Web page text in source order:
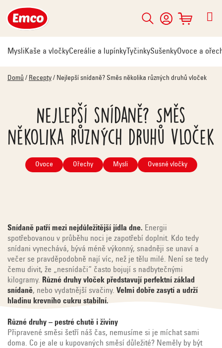
na
obsah
Hledat
NÁKUPNÍ
KOŠÍK
MysliKaše a vločkyCereálie a lupínky TyčinkySušenkyOvoce a
Domů / Recepty / Nejlepší snídaně? Směs několika různých druhů vloček
Nejlepší snídaně? Směs
několika různých druhů vloček
Ovoce Ořechy Mysli Ovesné vločky
Snídaně patří mezi nejdůležitější jídla dne. Energii
spotřebovanou v průběhu noci je zapotřebí doplnit. Kdo tedy
snídani vynechává, bývá méně výkonný, snadněji se unaví a
večer se pravděpodobně nají víc, než je tělu milé. Není se tedy
čemu divit, že „nesnídači“ často bojují s nadbytečnými
kilogramy. Různé druhy vloček představují perfektní základ
snídaně, nebo vydatnější svačiny. Velmi dobře zasytí a udrží
hladinu krevního cukru stabilní.
Různé druhy – pestré chutě i živiny
Připravené směsi šetří náš čas, nemusíme si je míchat sami
doma. Co je ale u kupovaných směsí důležité? Neměly by být